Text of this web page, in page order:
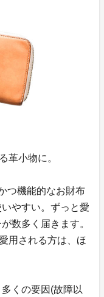
革小物に。
つ機能的なお財布
やすい。ずっと愛
数多く届きます。
用される方は、ほ
くの要因(故障以